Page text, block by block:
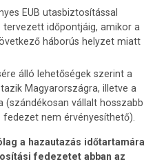
EUB utasbiztosítással
időpontjáig, amikor a
háborús helyzet miatt
álló lehetőségek szerint a
Magyarországra, illetve a
(szándékosan vállalt hosszabb
nem érvényesíthető).
a hazautazás időtartamára
fedezetet abban az